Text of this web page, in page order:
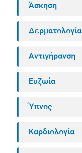
Άσκηση
Δερματολογία
Αντιγήρανση
Ευζωία
Ύπνος
Καρδιολογία